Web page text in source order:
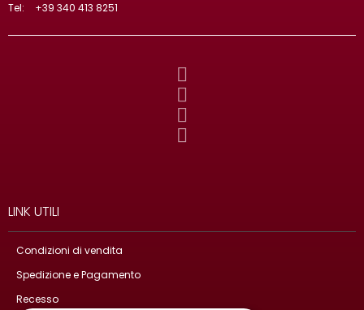
Tel:
+39 340 413 8251
LINK UTILI
Condizioni di vendita
Spedizione e Pagamento
Recesso